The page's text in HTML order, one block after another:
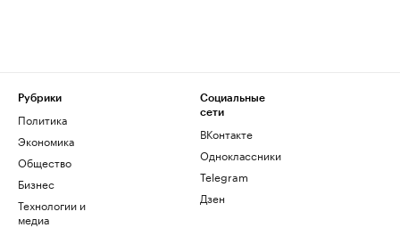
Рубрики
Политика
Экономика
Общество
Бизнес
Технологии и
медиа
Социальные
сети
ВКонтакте
Одноклассники
Telegram
Дзен